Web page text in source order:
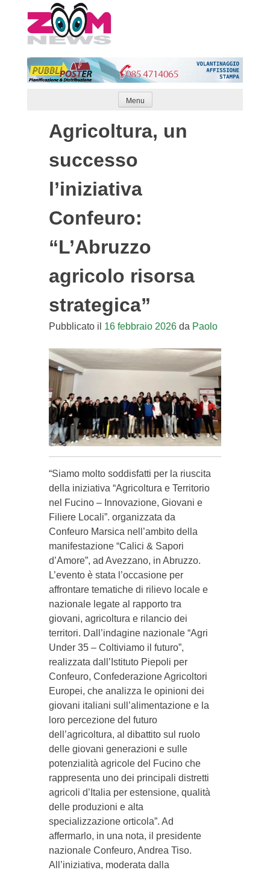
to
content
Menu
Agricoltura, un
successo
l’iniziativa
Confeuro:
“L’Abruzzo
agricolo risorsa
strategica”
Pubblicato il 16 febbraio 2026da Paolo
“Siamo molto soddisfatti per la riuscita
della iniziativa “Agricoltura e Territorio
nel Fucino – Innovazione, Giovani e
Filiere Locali”. organizzata da
Confeuro Marsica nell’ambito della
manifestazione “Calici & Sapori
d’Amore”, ad Avezzano, in Abruzzo.
L’evento è stata l’occasione per
affrontare tematiche di rilievo locale e
nazionale legate al rapporto tra
giovani, agricoltura e rilancio dei
territori. Dall’indagine nazionale “Agri
Under 35 – Coltiviamo il futuro”,
realizzata dall’Istituto Piepoli per
Confeuro, Confederazione Agricoltori
Europei, che analizza le opinioni dei
giovani italiani sull’alimentazione e la
loro percezione del futuro
dell’agricoltura, al dibattito sul ruolo
delle giovani generazioni e sulle
potenzialità agricole del Fucino che
rappresenta uno dei principali distretti
agricoli d’Italia per estensione, qualità
delle produzioni e alta
specializzazione orticola”. Ad
affermarlo, in una nota, il presidente
nazionale Confeuro, Andrea Tiso.
All’iniziativa, moderata dalla